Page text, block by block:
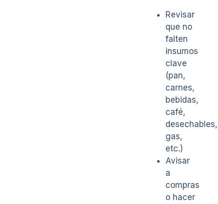
Revisar
que no
falten
insumos
clave
(pan,
carnes,
bebidas,
café,
desechables,
gas,
etc.)
Avisar
a
compras
o hacer